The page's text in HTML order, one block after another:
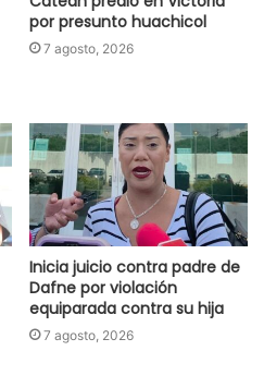
por presunto huachicol
7 agosto, 2026
Inicia juicio contra padre de
Dafne por violación
equiparada contra su hija
7 agosto, 2026